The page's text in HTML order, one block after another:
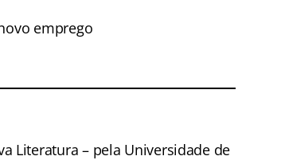
emprego
Literatura – pela Universidade de